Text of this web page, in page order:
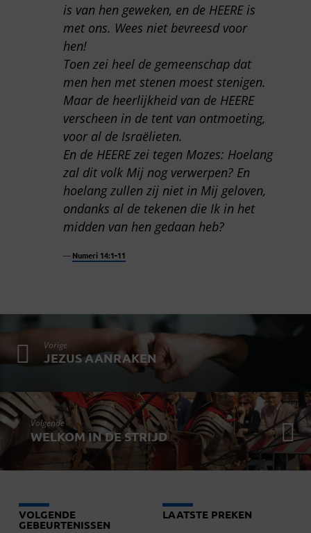
is van hen geweken, en de HEERE is
met ons. Wees niet bevreesd voor
hen!
Toen zei heel de gemeenschap dat
men hen met stenen moest stenigen.
Maar de heerlijkheid van de HEERE
verscheen in de tent van ontmoeting,
voor al de Israëlieten.
En de HEERE zei tegen Mozes: Hoelang
zal dit volk Mij nog verwerpen? En
hoelang zullen zij niet in Mij geloven,
ondanks al de tekenen die Ik in het
midden van hen gedaan heb?
Numeri 14:1-11
Vorige
JEZUS AANRAKEN
Volgende
WELKOM IN DE STRIJD
VOLGENDE
GEBEURTENISSEN
LAATSTE PREKEN